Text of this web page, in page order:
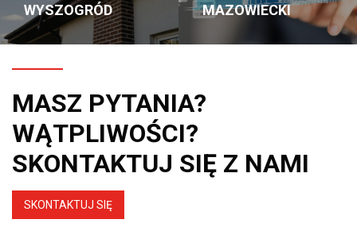
WYSZOGRÓD
MAZOWIECKI
MASZ PYTANIA?
WĄTPLIWOŚCI?
SKONTAKTUJ SIĘ Z NAMI
SKONTAKTUJ SIĘ